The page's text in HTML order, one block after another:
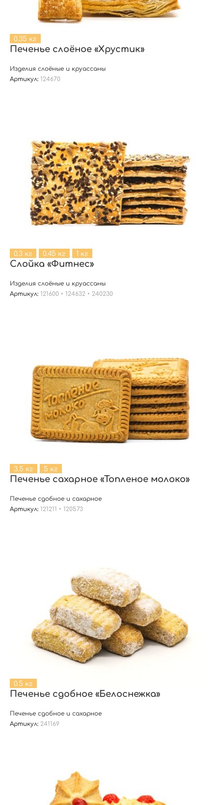
0.35 кг
Печенье слоёное «Хрустик»
Изделия слоёные и круассаны
Артикул: 124670
0.3 кг 0.45 кг 1 кг
Слойка «Фитнес»
Изделия слоёные и круассаны
Артикул: 121600 • 124632 • 240230
3.5 кг 5 кг
Печенье сахарное «Топленое молоко»
Печенье сдобное и сахарное
Артикул: 121211 • 120573
0.5 кг
Печенье сдобное «Белоснежка»
Печенье сдобное и сахарное
Артикул: 241169